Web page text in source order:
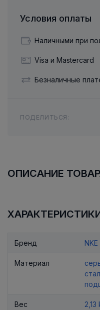
Условия оплаты
Наличными при
Visa и Mastercard
Безналичные
ПОДЕЛИТЬСЯ:
ОПИСАНИЕ
Бренд NKE
Материал
Вес 2,13